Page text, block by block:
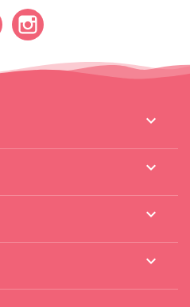
Facebook



keyboard_arrow_down